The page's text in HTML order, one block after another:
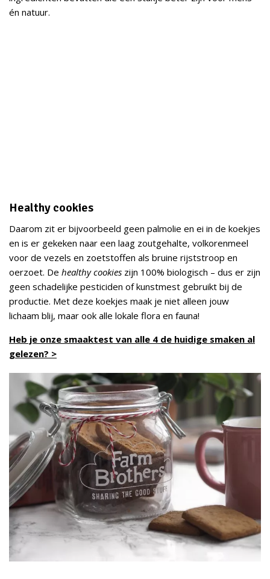
én natuur.
Healthy cookies
Daarom zit er bijvoorbeeld geen palmolie en ei in de koekjes
en is er gekeken naar een laag zoutgehalte, volkorenmeel
voor de vezels en zoetstoffen als bruine rijststroop en
oerzoet. De healthy cookies zijn 100% biologisch – dus er zijn
geen schadelijke pesticiden of kunstmest gebruikt bij de
productie. Met deze koekjes maak je niet alleen jouw
lichaam blij, maar ook alle lokale flora en fauna!
Heb je onze smaaktest van alle 4 de huidige smaken al
gelezen? >